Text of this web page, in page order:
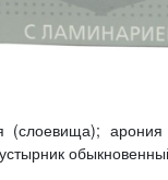
(слоевища);